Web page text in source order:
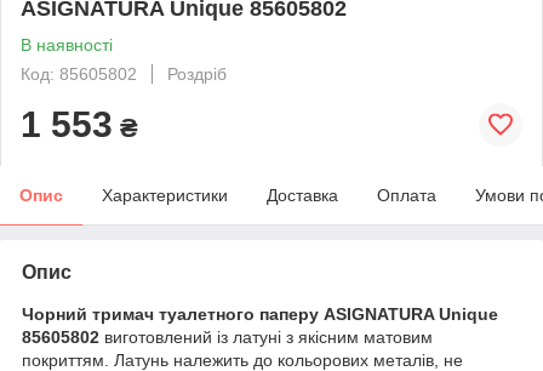
ASIGNATURA Unique 85605802
В наявності
Код: 85605802
Роздріб
1 553 ₴
Опис Характеристики Доставка Оплата Умови
Опис
Чорний тримач туалетного паперу ASIGNATURA Unique
85605802 виготовлений із латуні з якісним матовим
покриттям. Латунь належить до кольорових металів, не